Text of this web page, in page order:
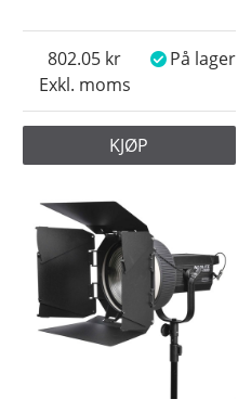
Exkl. moms
802.05 På lager
KJØP